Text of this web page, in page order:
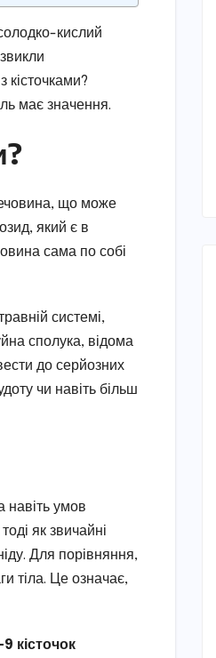
кислий
кісточками?
має значення.
що може
який є в
сама по собі
системі,
сполука, відома
до серйозних
чи навіть більш
навіть умов
тоді як звичайні
Для порівняння,
тіла. Це означає,
кісточок